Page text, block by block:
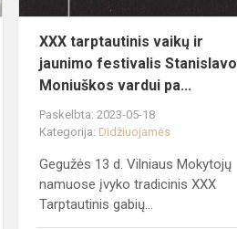
XXX tarptautinis vaikų ir
jaunimo festivalis Stanislavo
Moniuškos vardui pa...
Paskelbta: 2023-05-18
Kategorija: Didžiuojamės
Gegužės 13 d. Vilniaus Mokytojų
namuose įvyko tradicinis XXX
Tarptautinis gabių...